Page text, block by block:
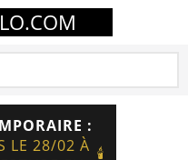
:
LE 28/02 À 🕯️